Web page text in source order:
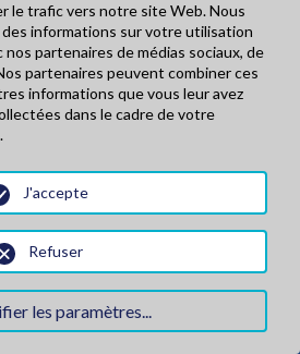
légales
le trafic vers notre site Web. Nous
informations sur votre utilisation
partenaires de médias sociaux, de
partenaires peuvent combiner ces
informations que vous leur avez
dans le cadre de votre
les paramètres...
Refuser
J'accepte